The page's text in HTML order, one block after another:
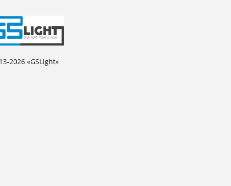
2026 «GSLight»